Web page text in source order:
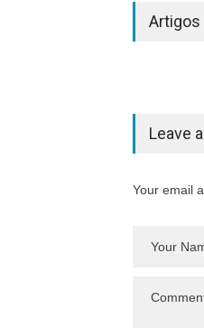
Artigos
Leave
Your email